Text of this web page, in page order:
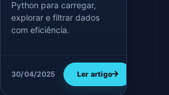
automações
Python para carregar,
explorar e filtrar dados
com eficiência.
30/04/2025 Ler artigo